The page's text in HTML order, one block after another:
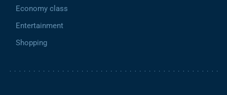
Economy class
Entertainment
Shopping